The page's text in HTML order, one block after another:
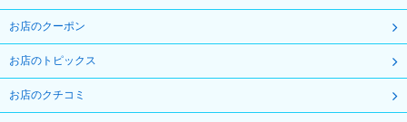
お店のクーポン
お店のトピックス
お店のクチコミ